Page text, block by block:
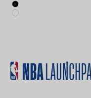
Schwarz
Weiß